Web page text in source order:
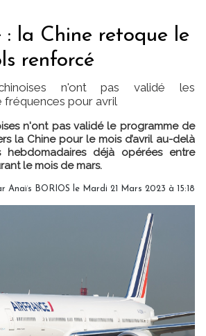
: la Chine retoque le
renforcé
n'ont pas validé les
fréquences pour avril
n'ont pas validé le programme de
la Chine pour le mois d’avril au-delà
hebdomadaires déjà opérées entre
le mois de mars.
Anaïs BORIOS le Mardi 21 Mars 2023 à 15:18